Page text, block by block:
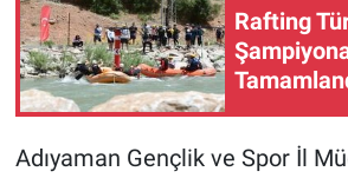
Rafting
Adıyaman Gençlik ve Spor İl